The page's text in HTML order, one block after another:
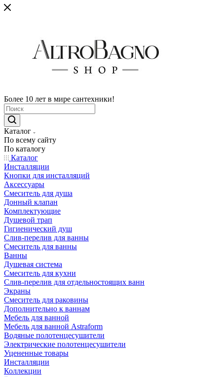
Более 10 лет в мире сантехники!
Каталог
По всему сайту
По каталогу
Каталог
Инсталляции
Кнопки для инсталляций
Аксессуары
Смеситель для душа
Донный клапан
Комплектующие
Душевой трап
Гигиенический душ
Слив-перелив для ванны
Смеситель для ванны
Ванны
Душевая система
Смеситель для кухни
Слив-перелив для отдельностоящих ванн
Экраны
Смеситель для раковины
Дополнительно к ваннам
Мебель для ванной
Мебель для ванной Astraform
Водяные полотенцесушители
Электрические полотенцесушители
Уцененные товары
Инсталляции
Коллекции